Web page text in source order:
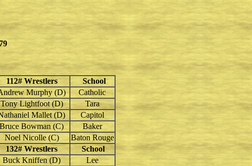
112# Wrestlers
School
Murphy (D)
Catholic
Tony Lightfoot (D)
Tara
Mallet (D)
Capitol
Bruce Bowman (C)
Baker
Noel Nicolle (C)
Baton Rouge
132# Wrestlers
School
Buck Kniffen (D)
Lee